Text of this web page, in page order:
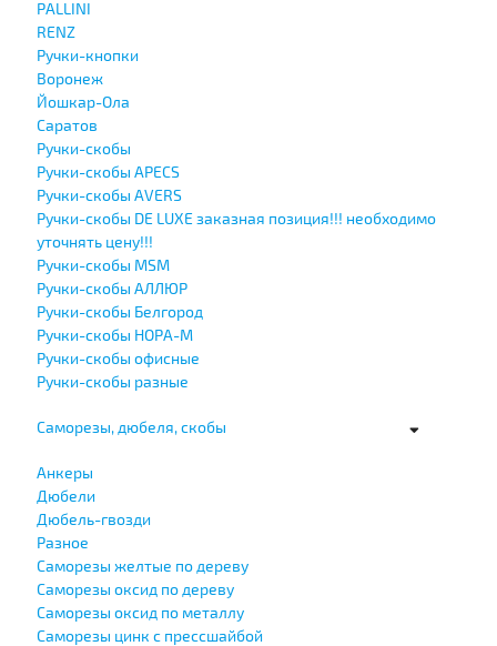
PALLINI
RENZ
Ручки-кнопки
Воронеж
Йошкар-Ола
Саратов
Ручки-скобы
Ручки-скобы APECS
Ручки-скобы AVERS
Ручки-скобы DE LUXE заказная позиция!!! необходимо
уточнять цену!!!
Ручки-скобы MSM
Ручки-скобы АЛЛЮР
Ручки-скобы Белгород
Ручки-скобы НОРА-М
Ручки-скобы офисные
Ручки-скобы разные
Саморезы, дюбеля, скобы
Анкеры
Дюбели
Дюбель-гвозди
Разное
Саморезы желтые по дереву
Саморезы оксид по дереву
Саморезы оксид по металлу
Саморезы цинк с прессшайбой